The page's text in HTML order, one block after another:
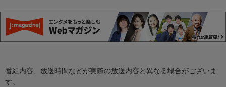
番組内容、放送時間などが実際の放送内容と異なる場合がございま
す。